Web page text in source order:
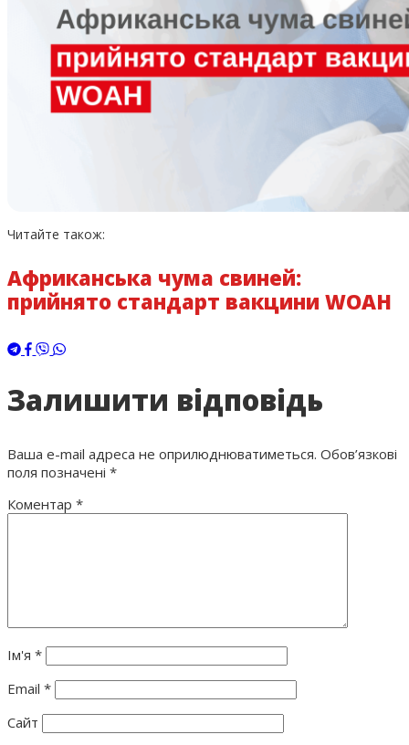
Читайте також:
Африканська чума свиней:
прийнято стандарт вакцини WOAH
Залишити відповідь
Ваша e-mail адреса не оприлюднюватиметься. Обов’язкові
поля позначені *
Коментар *
Ім'я *
Email *
Сайт